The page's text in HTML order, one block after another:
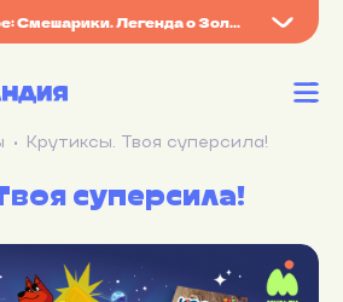
Сейчас в эфире: Смешарики. Легенда о Золотом драконе
Крутиксы. Твоя суперсила!
суперсила!